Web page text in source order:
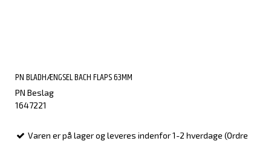
PN BLADHÆNGSEL BACH FLAPS 63MM
PN Beslag
1647221
Varen er på lager og leveres indenfor 1-2 hverdage (Ordre